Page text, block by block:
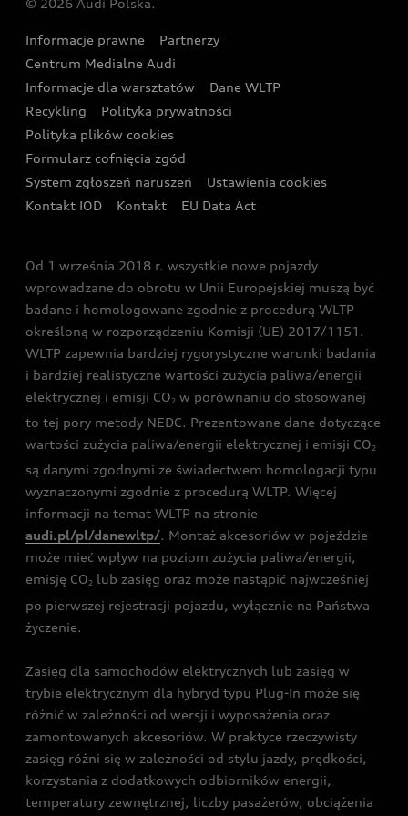
Wyszukaj najbliższego Partnera Audi
Oferta dla przedsiębiorców
Oferta dla klientów prywatnych
Kalkulator rat
Ubezpieczenie
Audi exclusive
Zasięg
Gwarancja
Akcje serwisowe Audi
Katalog online akcesoriów
Audi i Muzeum Sztuki Nowoczesnej w Warszawie
Audi driving experience
Audi quattro Cup
Audi i Puchar Świata w Skokach Narciarskich w
Zakopanem
© 2026 Audi Polska.
Informacje prawne
Partnerzy
Centrum Medialne Audi
Informacje dla warsztatów
Dane WLTP
Recykling
Polityka prywatności
Polityka plików cookies
Formularz cofnięcia zgód
System zgłoszeń naruszeń
Ustawienia cookies
Kontakt IOD
Kontakt EU Data Act
Od 1 września 2018 r. wszystkie nowe pojazdy
wprowadzane do obrotu w Unii Europejskiej muszą być
badane i homologowane zgodnie z procedurą WLTP
określoną w rozporządzeniu Komisji (UE) 2017/1151.
WLTP zapewnia bardziej rygorystyczne warunki badania
i bardziej realistyczne wartości zużycia paliwa/energii
elektrycznej i emisji CO2 w porównaniu do stosowanej
to tej pory metody NEDC. Prezentowane dane dotyczące
wartości zużycia paliwa/energii elektrycznej i emisji CO2
są danymi zgodnymi ze świadectwem homologacji typu
wyznaczonymi zgodnie z procedurą WLTP. Więcej
informacji na temat WLTP na stronie
audi.pl/pl/danewltp/. Montaż akcesoriów w pojeździe
może mieć wpływ na poziom zużycia paliwa/energii,
emisję CO2 lub zasięg oraz może nastąpić najwcześniej
po pierwszej rejestracji pojazdu, wyłącznie na Państwa
życzenie.
Zasięg dla samochodów elektrycznych lub zasięg w
trybie elektrycznym dla hybryd typu Plug-In może się
różnić w zależności od wersji i wyposażenia oraz
zamontowanych akcesoriów. W praktyce rzeczywisty
zasięg różni się w zależności od stylu jazdy, prędkości,
korzystania z dodatkowych odbiorników energii,
temperatury zewnętrznej, liczby pasażerów, obciążenia